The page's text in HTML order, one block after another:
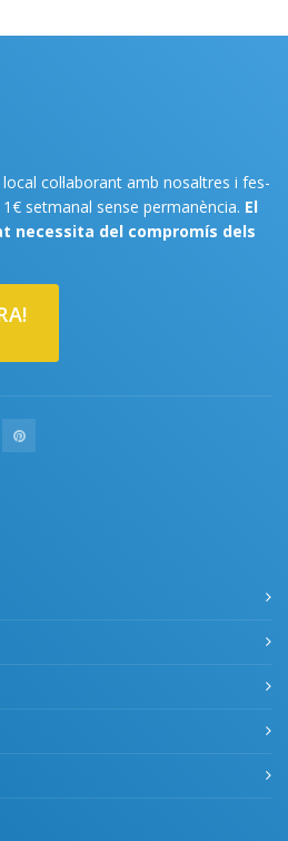
col·laborant amb nosaltres i fes-
setmanal sense permanència. El
necessita del compromís dels